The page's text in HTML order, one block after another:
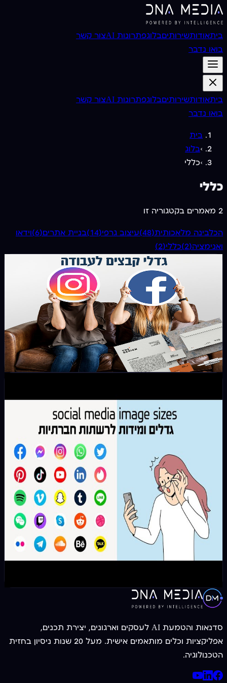
ביתאודותשירותיםבלוגפתרונות AI
צור קשר
בואו נדבר
ביתאודותשירותיםבלוגפתרונות AI
צור קשר
בואו נדבר
בית
›בלוג
›כללי
כללי
2 מאמרים בקטגוריה זו
הכלבינה מלאכותית(
48
)עיצוב גרפי(
14
)בניית אתרים(
6
)וידאו
ואנימציה(
2
)כללי(
2
)
גדלים לעמודים וחומרי דפוס וגדלים לרשתות חברתיות
ואינטרנט – למה חשוב לדייק בגודל?
מידע מקיף על גדלי קבצים נפוצים לעבודה שוטפת, גודל פוסט
פייסבוק או אינסטגרם, גודל קאבר פייסבוק גדלים לדפוס, גודל
a3 גודל, a4 גודל באנר גוגל
4 באוגוסט 2022
9 דק׳ קריאה
מידות \ גדלים לתמונות ברשתות חברתיות (פייסבוק,
יוטיוב, אינסטגרם ועוד) לשנת 2023
כמה פעמים "התבחבשת" עם עצמך לגבי התאמת מידת
תמונת קאבר לפייסבוק?או לגבי מידה לתמונת פרופיל
בפייסבוק, או לגבי מידה לתמונת פוסט בפייסבוק,ולא רק
לפייסבוק, האם שאלת את עצמך פעם מהי מידת תמונת קאבר
לינקדאין? או מידה לתמונת פרופיל באינסטגרם?המדריך
למציאת הגודל הנכון לתמונות במדיה חברתיתאז במאמר הזה
נעשה סדר בבלאגן של הגדלים המדויקים לתמונות לרשתות
חברתיות ונסקור את המידות המדויקות לתמונות בסושיאל
מדיה (רשת חברתית) לשנת 2021המידות | גדלים ל: פייסבוק,
אינסטגרם, יוטיוב, ווצאפ, לינקדאין, טוויטר, פינטרסט.
סדנאות והטמעת AI לעסקים וארגונים, יצירת תכנים,
אפליקציות וכלים מותאמים אישית. מעל 20 שנות ניסיון בחזית
הטכנולוגיה.